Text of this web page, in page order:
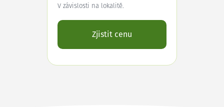
V závislosti na lokalitě.
Zjistit cenu